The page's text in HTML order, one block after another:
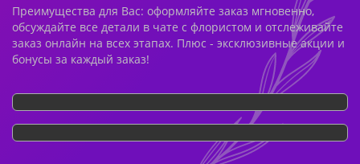
Преимущества для Вас: оформляйте заказ мгновенно,
обсуждайте все детали в чате с флористом и отслеживайте
заказ онлайн на всех этапах. Плюс - эксклюзивные акции и
бонусы за каждый заказ!